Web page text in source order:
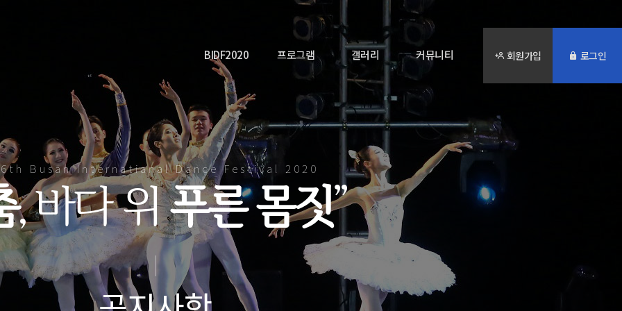
BIDF2020 프로그램 갤러리 커뮤니티 회원가입 로그인
Busan Internatianal Dance Festival 2020
, 바다 위푸른 몸짓”